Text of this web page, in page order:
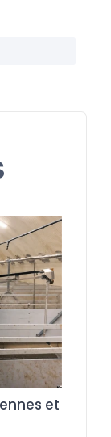
et